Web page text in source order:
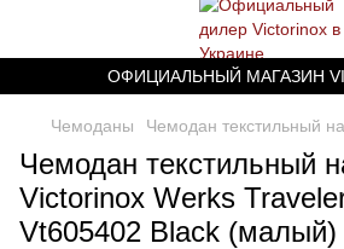
ОФИЦИАЛЬНЫЙ МАГАЗИН
Чемоданы Чемодан текстильный
Чемодан текстильный
Victorinox Werks
Vt605402 Black (малый)